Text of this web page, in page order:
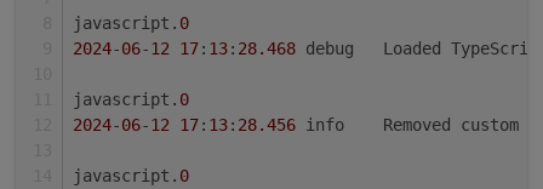
javascript. 0
2024-06-12 17: 13: 28.468
debug	Loaded
javascript. 0
2024-06-12 17: 13: 28.456
info	Removed custom
javascript. 0